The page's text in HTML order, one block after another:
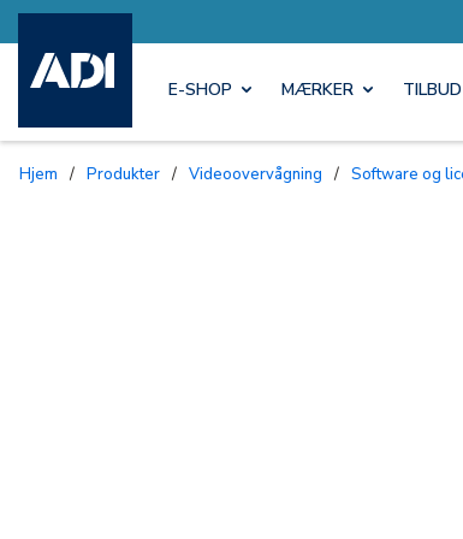
E-SHOP MÆRKER TILBUD
Hjem / Produkter / Videoovervågning / Software og